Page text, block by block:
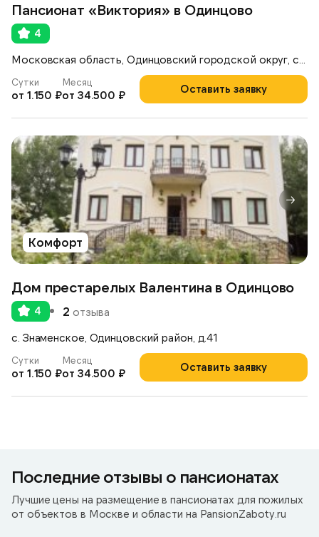
Пансионат «Виктория» в Одинцово
4
Оставить заявку
Сутки
от 1.150 ₽
Месяц
от 34.500 ₽
Комфорт
Дом престарелых Валентина в Одинцово
4 2 отзыва
с. Знаменское, Одинцовский район, д.41
Оставить заявку
Сутки
от 1.150 ₽
Месяц
от 34.500 ₽
Последние отзывы о пансионатах
Лучшие цены на размещение в пансионатах для пожилых
от объектов в Москве и области на PansionZaboty.ru